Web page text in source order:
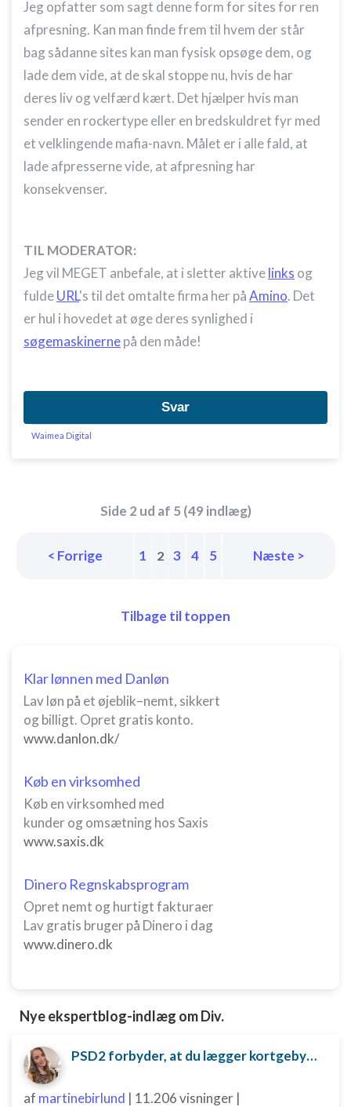
Jeg opfatter som sagt denne form for sites for ren
afpresning. Kan man finde frem til hvem der står
bag sådanne sites kan man fysisk opsøge dem, og
lade dem vide, at de skal stoppe nu, hvis de har
deres liv og velfærd kært. Det hjælper hvis man
sender en rockertype eller en bredskuldret fyr med
et velklingende mafia-navn. Målet er i alle fald, at
lade afpresserne vide, at afpresning har
konsekvenser.
TIL MODERATOR:
Jeg vil MEGET anbefale, at i sletter aktivelinks og
fuldeURL's til det omtalte firma her påAmino. Det
er hul i hovedet at øge deres synlighed i
søgemaskinernepå den måde!
Svar
Waimea Digital
Side 2 ud af 5 (49 indlæg)
< Forrige 1 2 3 4 5 Næste >
Tilbage til toppen
Klar lønnen med Danløn
Lav løn på et øjeblik–nemt, sikkert
og billigt. Opret gratis konto.
www.danlon.dk/
Køb en virksomhed
Køb en virksomhed med
kunder og omsætning hos Saxis
www.saxis.dk
Dinero Regnskabsprogram
Opret nemt og hurtigt fakturaer
Lav gratis bruger på Dinero i dag
www.dinero.dk
Nye ekspertblog-indlæg om Div.
PSD2 forbyder, at du lægger kortgebyret ud til dine kunder fra 1. januar 2018
af martinebirlund | 11.206 visninger |